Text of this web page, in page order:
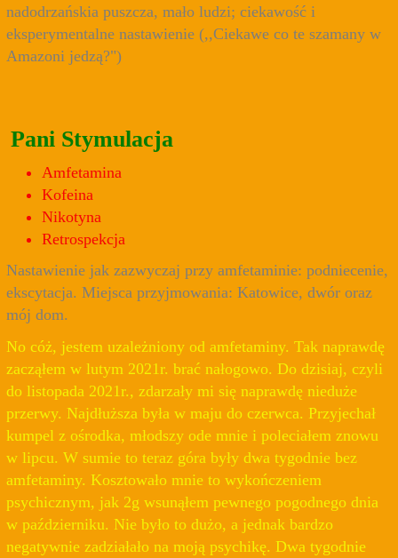
nadodrzańskia puszcza, mało ludzi; ciekawość i
eksperymentalne nastawienie (,,Ciekawe co te szamany w
Amazoni jedzą?")
Pani Stymulacja
Amfetamina
Kofeina
Nikotyna
Retrospekcja
Nastawienie jak zazwyczaj przy amfetaminie: podniecenie,
ekscytacja. Miejsca przyjmowania: Katowice, dwór oraz
mój dom.
No cóż, jestem uzależniony od amfetaminy. Tak naprawdę
zacząłem w lutym 2021r. brać nałogowo. Do dzisiaj, czyli
do listopada 2021r., zdarzały mi się naprawdę nieduże
przerwy. Najdłuższa była w maju do czerwca. Przyjechał
kumpel z ośrodka, młodszy ode mnie i poleciałem znowu
w lipcu. W sumie to teraz góra były dwa tygodnie bez
amfetaminy. Kosztowało mnie to wykończeniem
psychicznym, jak 2g wsunąłem pewnego pogodnego dnia
w październiku. Nie było to dużo, a jednak bardzo
negatywnie zadziałało na moją psychikę. Dwa tygodnie